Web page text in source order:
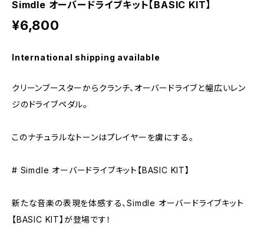
Simdle オーバードライブキット【BASIC KIT】
¥6,800
International shipping available
クリーンブースターからクランチ、オーバードライブと幅広いレン
ジのドライブペダル。
このナチュラルなトーンはプレイヤーを虜にする。
# Simdle オーバードライブキット【BASIC KIT】
新たな音楽の表現を体感する、Simdle オーバードライブキット
【BASIC KIT】が登場です！